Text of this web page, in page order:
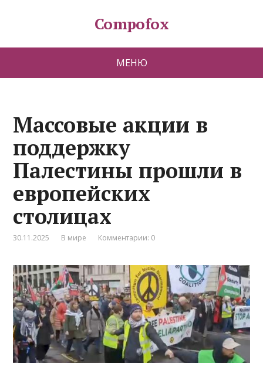
Compofox
МЕНЮ
Массовые акции в
поддержку
Палестины прошли в
европейских
столицах
30.11.2025 В мире Комментарии: 0